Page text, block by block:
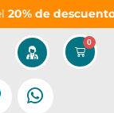
de descuentoen
0